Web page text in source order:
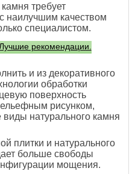
требует
наилучшим качеством
специалистом.
рекомендации.
и из декоративного
обработки
поверхность
рисунком,
натурального камня
плитки и натурального
больше свободы
мощения.